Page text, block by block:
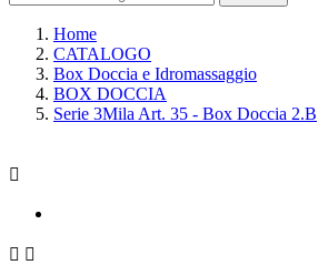
Home
CATALOGO
Box Doccia e Idromassaggio
BOX DOCCIA
Serie 3Mila Art. 35 - Box Doccia 2.B

 